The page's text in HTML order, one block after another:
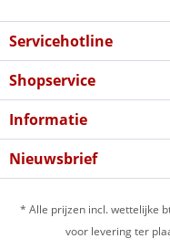
Servicehotline
Shopservice
Informatie
Nieuwsbrief
* Alle prijzen incl. wettelijke
voor levering ter